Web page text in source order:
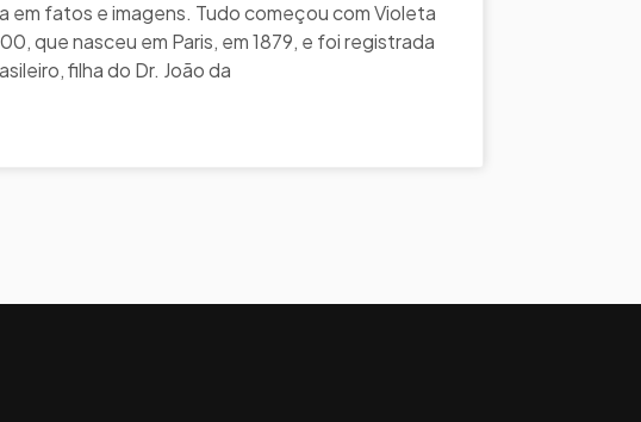
em fatos e imagens. Tudo começou com Violeta
que nasceu em Paris, em 1879, e foi registrada
filha do Dr. João da